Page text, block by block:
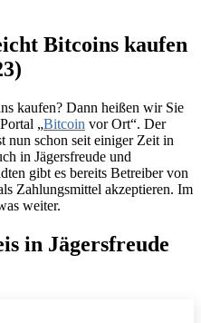
Bitcoins kaufen
kaufen? Dann heißen wir Sie
„Bitcoin vor Ort“. Der
nun schon seit einiger Zeit in
in Jägersfreude und
gibt es bereits Betreiber von
Zahlungsmittel akzeptieren. Im
weiter.
in Jägersfreude